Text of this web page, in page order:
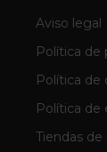
Aviso legal
Política de
Política de
Política de
Tiendas de